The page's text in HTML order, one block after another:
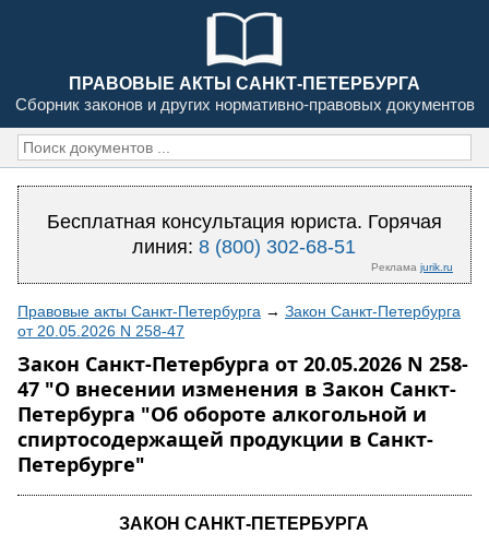
ПРАВОВЫЕ АКТЫ САНКТ-ПЕТЕРБУРГА
Сборник законов и других нормативно-правовых документов
Бесплатная консультация юриста. Горячая
линия:8 (800) 302-68-51
Реклама jurik.ru
Правовые акты Санкт-Петербурга → Закон Санкт-Петербурга
от 20.05.2026 N 258-47
Закон Санкт-Петербурга от 20.05.2026 N 258-
47 "О внесении изменения в Закон Санкт-
Петербурга "Об обороте алкогольной и
спиртосодержащей продукции в Санкт-
Петербурге"
ЗАКОН САНКТ-ПЕТЕРБУРГА